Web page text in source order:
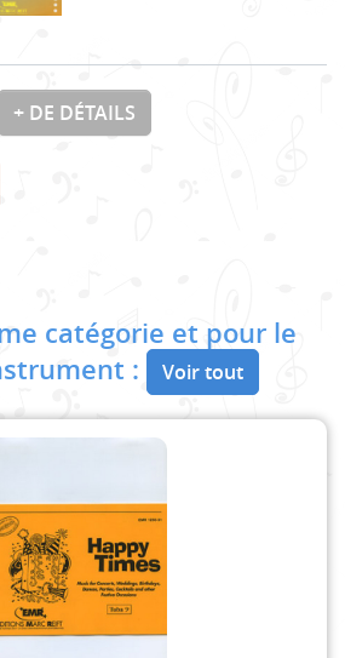
+ DE DÉTAILS
catégorie et pour le
:
Voir tout